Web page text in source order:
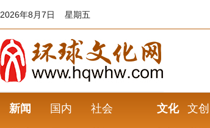
2026年8月7日 星期五
新闻 国内 社会 文化 文创